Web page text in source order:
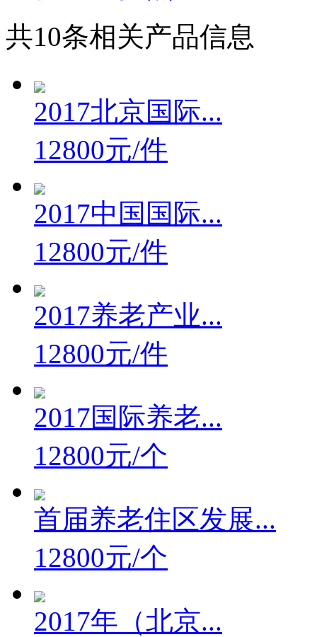
共10条相关产品信息
2017北京国际...
12800元/件
2017中国国际...
12800元/件
2017养老产业...
12800元/件
2017国际养老...
12800元/个
首届养老住区发展...
12800元/个
2017年（北京...